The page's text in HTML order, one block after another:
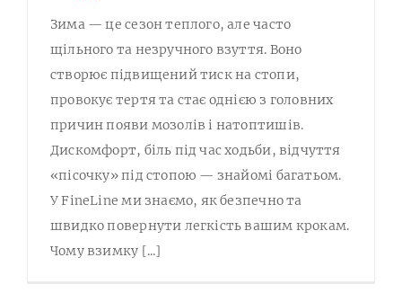
Зима — це сезон теплого, але часто
щільного та незручного взуття. Воно
створює підвищений тиск на стопи,
провокує тертя та стає однією з головних
причин появи мозолів і натоптишів.
Дискомфорт, біль під час ходьби, відчуття
«пісочку» під стопою — знайомі багатьом.
У FineLine ми знаємо, як безпечно та
швидко повернути легкість вашим крокам.
Чому взимку [...]